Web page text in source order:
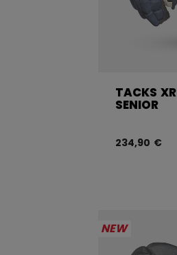
TACKS
SENIOR
234,90 €
NEW